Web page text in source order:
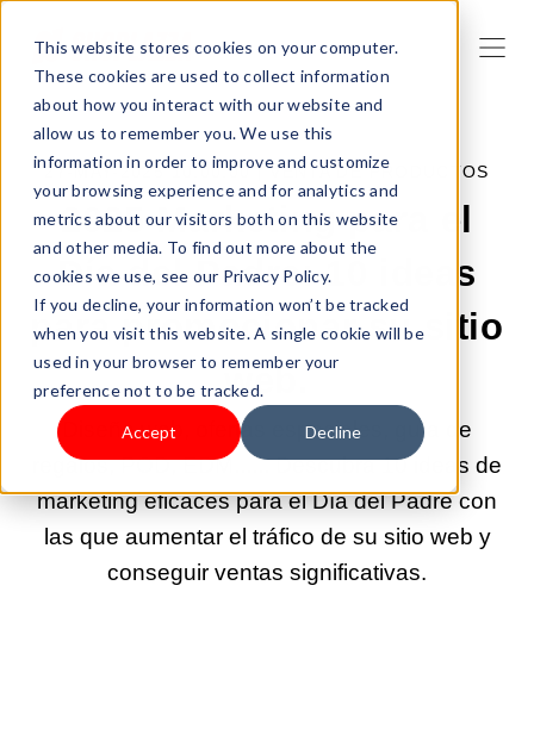
This website stores cookies on your computer.
These cookies are used to collect information
about how you interact with our website and
allow us to remember you. We use this
information in order to improve and customize
your browsing experience and for analytics and
metrics about our visitors both on this website
and other media. To find out more about the
cookies we use, see our Privacy Policy.
If you decline, your information won’t be tracked
when you visit this website. A single cookie will be
used in your browser to remember your
preference not to be tracked.
Accept Decline
27-MAY-2025 10:00:00 |VENTA DE PRODUCTOS
2025 Marketing para el
Día del Padre: 10 ideas
para promocionar su sitio
web.
Diseño web, ofertas especiales, guía de
regalos, POD, EDM...... Descubra 10 ideas de
marketing eficaces para el Día del Padre con
las que aumentar el tráfico de su sitio web y
conseguir ventas significativas.